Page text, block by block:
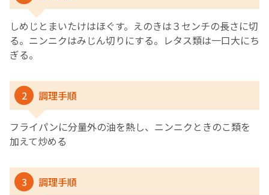
しめじとまいたけはほぐす。えのきは３センチの長さに切
る。ニンニクはみじん切りにする。レタス類は一口大にち
ぎる。
2 調理手順
フライパンに分量外の油を熱し、ニンニクときのこ類を
加えて炒める
3 調理手順